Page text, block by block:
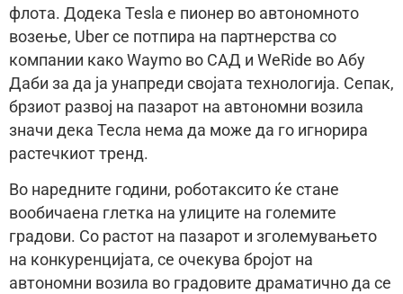
флота. Додека Tesla е пионер во автономното
возење, Uber се потпира на партнерства со
компании како Waymo во САД и WeRide во Абу
Даби за да ја унапреди својата технологија. Сепак,
брзиот развој на пазарот на автономни возила
значи дека Тесла нема да може да го игнорира
растечкиот тренд.
Во наредните години, роботаксито ќе стане
вообичаена глетка на улиците на големите
градови. Со растот на пазарот и зголемувањето
на конкуренцијата, се очекува бројот на
автономни возила во градовите драматично да се